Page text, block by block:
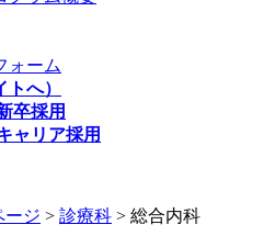
ォーム
へ）
卒採用
ャリア採用
ジ > 診療科 > 総合内科